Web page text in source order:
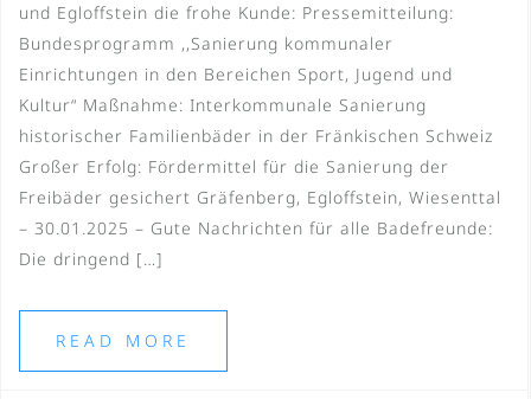
und Egloffstein die frohe Kunde: Pressemitteilung:
Bundesprogramm ,,Sanierung kommunaler
Einrichtungen in den Bereichen Sport, Jugend und
Kultur“ Maßnahme: Interkommunale Sanierung
historischer Familienbäder in der Fränkischen Schweiz
Großer Erfolg: Fördermittel für die Sanierung der
Freibäder gesichert Gräfenberg, Egloffstein, Wiesenttal
– 30.01.2025 – Gute Nachrichten für alle Badefreunde:
Die dringend […]
READ MORE